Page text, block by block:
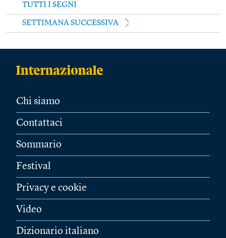
TUTTI I SEGNI
SETTIMANA SUCCESSIVA
Chi siamo
Contattaci
Sommario
Festival
Privacy e cookie
Video
Dizionario italiano